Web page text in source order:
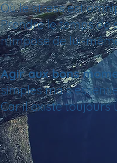
Où le stress est
Prendre le temps de
n’impose de lui-
Agir aux bons
simples mais
Car il existe toujours